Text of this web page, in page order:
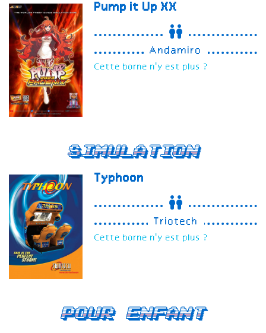
Pump it UpXX
Andamiro
Cette borne n'y est plus ?
Simulation
Typhoon
Triotech
Cette borne n'y est plus ?
Pour enfant